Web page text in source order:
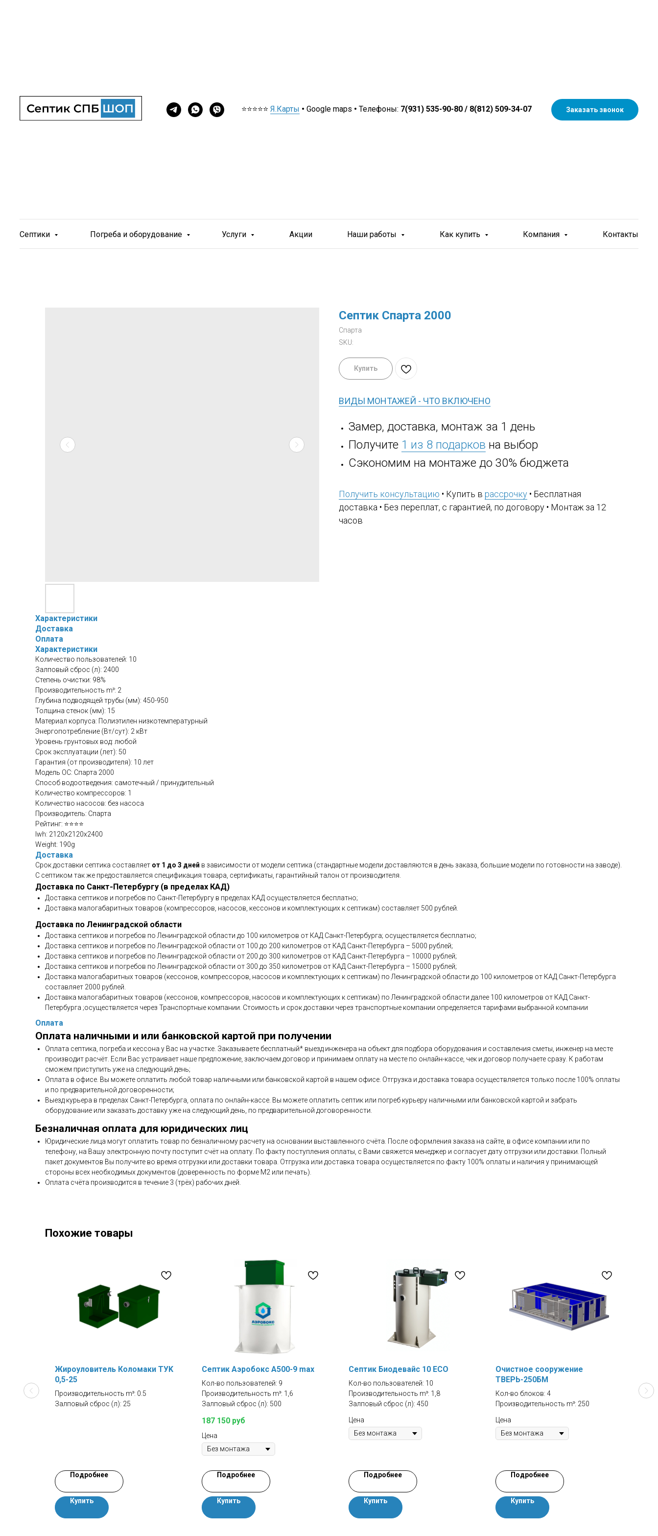
⭐⭐⭐⭐⭐ Я.Карты • Google maps • Телефоны: 7(931) 535-90-80 / 8(812) 509-34-07 Заказать звонок
Септики Погреба и оборудование Услуги Акции Наши работы Как купить Компания Контакты
Септик Спарта 2000
Спарта
SKU:
Купить
ВИДЫ МОНТАЖЕЙ - ЧТО ВКЛЮЧЕНО
Замер, доставка, монтаж за 1 день
Получите 1 из 8 подарков на выбор
Сэкономим на монтаже до 30% бюджета
Получить консультацию • Купить в рассрочку • Бесплатная
доставка • Без переплат, с гарантией, по договору • Монтаж за 12
часов
Характеристики
Доставка
Оплата
Характеристики
Количество пользователей: 10
Залповый сброс (л): 2400
Степень очистки: 98%
Производительность m³: 2
Глубина подводящей трубы (мм): 450-950
Толщина стенок (мм): 15
Материал корпуса: Полиэтилен низкотемпературный
Энергопотребление (Вт/сут): 2 кВт
Уровень грунтовых вод: любой
Срок эксплуатации (лет): 50
Гарантия (от производителя): 10 лет
Модель ОС: Спарта 2000
Способ водоотведения: самотечный / принудительный
Количество компрессоров: 1
Количество насосов: без насоса
Производитель: Спарта
Рейтинг: ⭐⭐⭐⭐
lwh: 2120x2120x2400
Weight: 190g
Доставка
Срок доставки септика составляет от 1 до 3 дней в зависимости от модели септика (стандартные модели доставляются в день заказа, большие модели по готовности на заводе).
С септиком так же предоставляется спецификация товара, сертификаты, гарантийный талон от производителя.
Доставка по Санкт-Петербургу (в пределах КАД)
Доставка септиков и погребов по Санкт-Петербургу в пределах КАД осуществляется бесплатно;
Доставка малогабаритных товаров (компрессоров, насосов, кессонов и комплектующих к септикам) составляет 500 рублей.
Доставка по Ленинградской области
Доставка септиков и погребов по Ленинградской области до 100 километров от КАД Санкт-Петербурга; осуществляется бесплатно;
Доставка септиков и погребов по Ленинградской области от 100 до 200 километров от КАД Санкт-Петербурга – 5000 рублей;
Доставка септиков и погребов по Ленинградской области от 200 до 300 километров от КАД Санкт-Петербурга – 10000 рублей;
Доставка септиков и погребов по Ленинградской области от 300 до 350 километров от КАД Санкт-Петербурга – 15000 рублей;
Доставка малогабаритных товаров (кессонов, компрессоров, насосов и комплектующих к септикам) по Ленинградской области до 100 километров от КАД Санкт-Петербурга
составляет 2000 рублей.
Доставка малогабаритных товаров (кессонов, компрессоров, насосов и комплектующих к септикам) по Ленинградской области далее 100 километров от КАД Санкт-
Петербурга ;осуществляется через Транспортные компании. Стоимость и срок доставки через транспортные компании определяется тарифами выбранной компании
Оплата
Оплата наличными и или банковской картой при получении
Оплата септика, погреба и кессона у Вас на участке. Заказываете бесплатный* выезд инженера на объект для подбора оборудования и составления сметы, инженер на месте
производит расчёт. Если Вас устраивает наше предложение, заключаем договор и принимаем оплату на месте по онлайн-кассе, чек и договор получаете сразу. К работам
сможем приступить уже на следующий день;
Оплата в офисе. Вы можете оплатить любой товар наличными или банковской картой в нашем офисе. Отгрузка и доставка товара осуществляется только после 100% оплаты
и по предварительной договоренности;
Выезд курьера в пределах Санкт-Петербурга, оплата по онлайн-кассе. Вы можете оплатить септик или погреб курьеру наличными или банковской картой и забрать
оборудование или заказать доставку уже на следующий день, по предварительной договоренности.
Безналичная оплата для юридических лиц
Юридические лица могут оплатить товар по безналичному расчету на основании выставленного счёта. После оформления заказа на сайте, в офисе компании или по
телефону, на Вашу электронную почту поступит счёт на оплату. По факту поступления оплаты, с Вами свяжется менеджер и согласует дату отгрузки или доставки. Полный
пакет документов Вы получите во время отгрузки или доставки товара. Отгрузка или доставка товара осуществляется по факту 100% оплаты и наличия у принимающей
стороны всех необходимых документов (доверенность по форме М2 или печать).
Оплата счёта производится в течение 3 (трёх) рабочих дней.
Похожие товары
Жироуловитель Коломаки TУK
0,5-25
Производительность m³: 0.5
Залповый сброс (л): 25
Подробнее
Купить
Септик Аэробокс A500-9 max
Кол-во пользователей: 9
Производительность m³: 1,6
Залповый сброс (л): 500
187 150 руб
Цена
Подробнее
Купить
Септик Биодевайс 10 ECO
Кол-во пользователей: 10
Производительность m³: 1,8
Залповый сброс (л): 450
Цена
Подробнее
Купить
Очистное сооружение
ТВЕРЬ-250БМ
Кол-во блоков: 4
Производительность m³: 250
Цена
Подробнее
Купить